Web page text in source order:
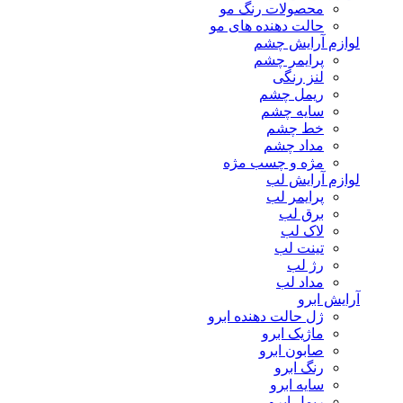
محصولات رنگ مو
حالت دهنده های مو
لوازم آرایش چشم
پرایمر چشم
لنز رنگی
ریمل چشم
سایه چشم
خط چشم
مداد چشم
مژه و چسب مژه
لوازم آرایش لب
پرایمر لب
برق لب
لاک لب
تینت لب
رژ لب
مداد لب
آرایش ابرو
ژل حالت دهنده ابرو
ماژیک ابرو
صابون ابرو
رنگ ابرو
سایه ابرو